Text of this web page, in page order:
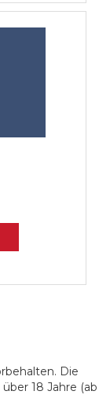
Die
18 Jahre (ab